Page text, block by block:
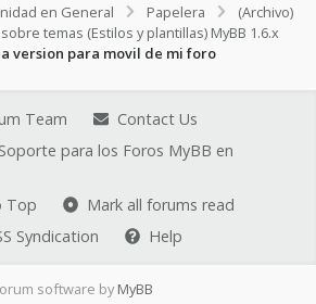
en General Papelera
(Archivo)
temas (Estilos y plantillas) MyBB 1.6.x
version para movil de mi foro
Team
Contact Us
para los Foros MyBB en
Top
Mark all forums read
Syndication
Help
software by MyBB